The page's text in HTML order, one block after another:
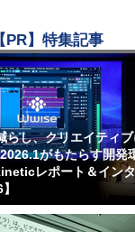
【PR】特集記事
らし、クリエイティ
がもたらす開発
レポート＆イン